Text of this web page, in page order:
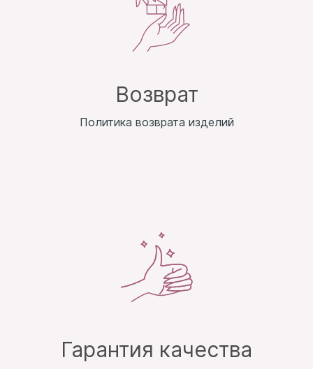
Возврат
Политика возврата изделий
Гарантия качества